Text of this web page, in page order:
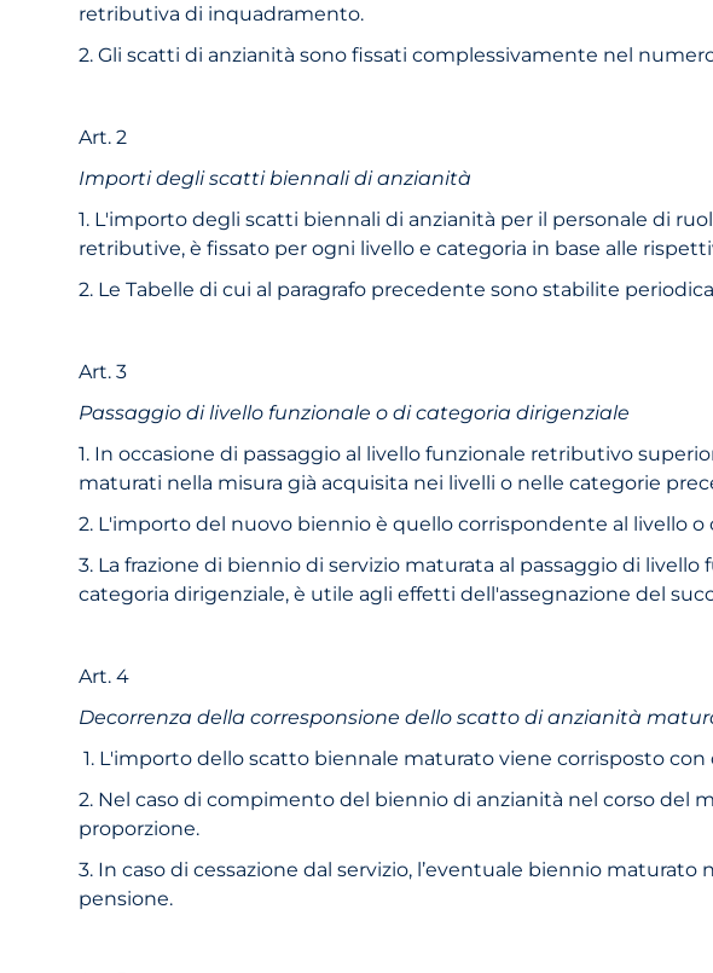
retributiva di inquadramento.
2. Gli scatti di anzianità sono fissati complessivamente nel
Art. 2
Importi degli scatti biennali di anzianità
1. L'importo degli scatti biennali di anzianità per il personale di
retributive, è fissato per ogni livello e categoria in base alle
2. Le Tabelle di cui al paragrafo precedente sono stabilite
Art. 3
Passaggio di livello funzionale o di categoria dirigenziale
1. In occasione di passaggio al livello funzionale retributivo
maturati nella misura già acquisita nei livelli o nelle categorie
2. L'importo del nuovo biennio è quello corrispondente al livello
3. La frazione di biennio di servizio maturata al passaggio di
categoria dirigenziale, è utile agli effetti dell'assegnazione del
Art. 4
Decorrenza della corresponsione dello scatto di anzianità
1. L'importo dello scatto biennale maturato viene corrisposto
2. Nel caso di compimento del biennio di anzianità nel corso
proporzione.
3. In caso di cessazione dal servizio, l’eventuale biennio
pensione.